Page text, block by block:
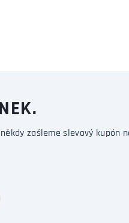
zašleme slevový